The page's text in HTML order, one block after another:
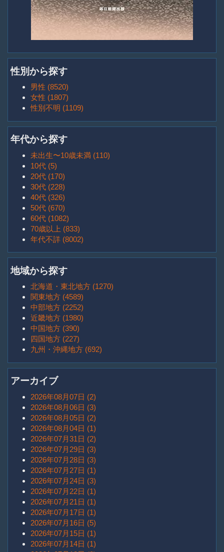
性別から探す
男性 (8520)
女性 (1807)
性別不明 (1109)
年代から探す
未出生〜10歳未満 (110)
10代 (5)
20代 (170)
30代 (228)
40代 (326)
50代 (670)
60代 (1082)
70歳以上 (833)
年代不詳 (8002)
地域から探す
北海道・東北地方 (1270)
関東地方 (4589)
中部地方 (2252)
近畿地方 (1980)
中国地方 (390)
四国地方 (227)
九州・沖縄地方 (692)
アーカイブ
2026年08月07日 (2)
2026年08月06日 (3)
2026年08月05日 (2)
2026年08月04日 (1)
2026年07月31日 (2)
2026年07月29日 (3)
2026年07月28日 (3)
2026年07月27日 (1)
2026年07月24日 (3)
2026年07月22日 (1)
2026年07月21日 (1)
2026年07月17日 (1)
2026年07月16日 (5)
2026年07月15日 (1)
2026年07月14日 (1)